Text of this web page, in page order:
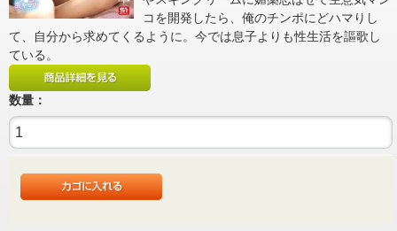
コを開発したら、俺のチンポにどハマりし
て、自分から求めてくるように。今では息子よりも性生活を謳歌し
ている。
数量：